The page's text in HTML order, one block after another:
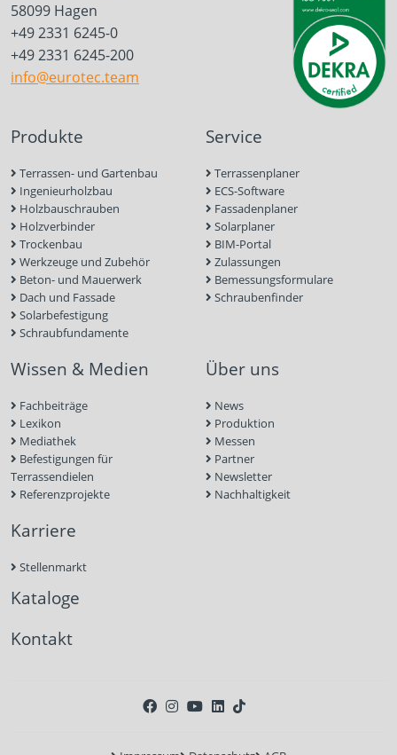
58099 Hagen
+49 2331 6245-0
+49 2331 6245-200
info@eurotec.team
Produkte
Terrassen- und Gartenbau
Ingenieurholzbau
Holzbauschrauben
Holzverbinder
Trockenbau
Werkzeuge und Zubehör
Beton- und Mauerwerk
Dach und Fassade
Solarbefestigung
Schraubfundamente
Service
Terrassenplaner
ECS-Software
Fassadenplaner
Solarplaner
BIM-Portal
Zulassungen
Bemessungsformulare
Schraubenfinder
Wissen & Medien
Fachbeiträge
Lexikon
Mediathek
Befestigungen für
Terrassendielen
Referenzprojekte
Über uns
News
Produktion
Messen
Partner
Newsletter
Nachhaltigkeit
Karriere
Stellenmarkt
Kataloge
Kontakt